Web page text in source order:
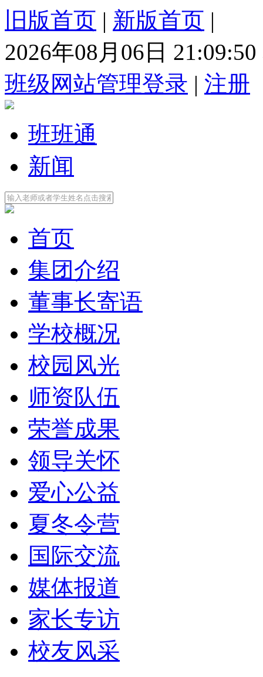
旧版首页 | 新版首页 |
2026年08月06日
班级网站管理登录 | 注册
班班通
新闻
首页
集团介绍
董事长寄语
学校概况
校园风光
师资队伍
荣誉成果
领导关怀
爱心公益
夏冬令营
国际交流
媒体报道
家长专访
校友风采